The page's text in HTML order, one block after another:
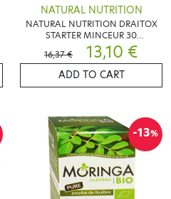
NATURAL NUTRITION
NATURAL NUTRITION DRAITOX
STARTER MINCEUR 30
COMPRIMES
16,37 € 13,10 €
ADD TO CART
-13%